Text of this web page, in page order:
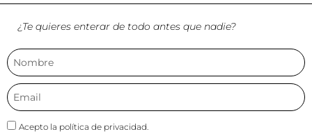
¿Te quieres enterar de todo antes que nadie?
Acepto la política de privacidad.